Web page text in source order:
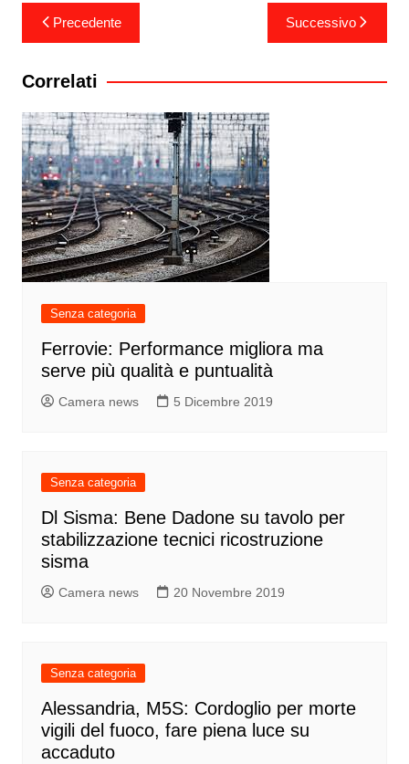
Navigazione
articoli
Precedente Successivo
Correlati
Senza categoria
Ferrovie: Performance migliora ma
serve più qualità e puntualità
Camera news 5 Dicembre 2019
Senza categoria
Dl Sisma: Bene Dadone su tavolo per
stabilizzazione tecnici ricostruzione
sisma
Camera news 20 Novembre 2019
Senza categoria
Alessandria, M5S: Cordoglio per morte
vigili del fuoco, fare piena luce su
accaduto